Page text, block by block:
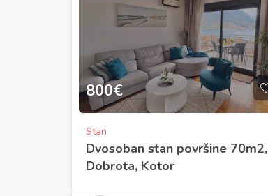
800€
Stan
Dvosoban stan površine 70m2,
Dobrota, Kotor